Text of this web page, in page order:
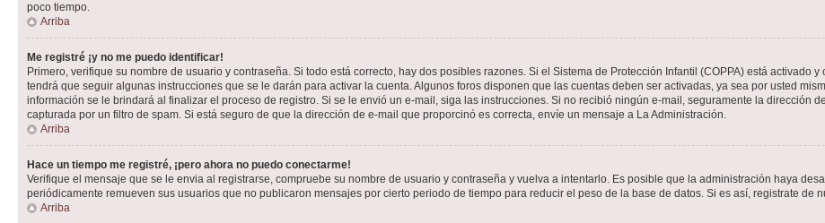
poco tiempo.
Arriba
Me registré ¡y no me puedo identificar!
Primero, verifique su nombre de usuario y contraseña. Si todo está correcto, hay dos posibles razones. Si el Sistema de Protección Infantil (COPPA) está activado
tendrá que seguir algunas instrucciones que se le darán para activar la cuenta. Algunos foros disponen que las cuentas deben ser activadas, ya sea por usted
información se le brindará al finalizar el proceso de registro. Si se le envió un e-mail, siga las instrucciones. Si no recibió ningún e-mail, seguramente la dirección
capturada por un filtro de spam. Si está seguro de que la dirección de e-mail que proporcinó es correcta, envíe un mensaje a La Administración.
Arriba
Hace un tiempo me registré, ¡pero ahora no puedo conectarme!
Verifique el mensaje que se le envia al registrarse, compruebe su nombre de usuario y contraseña y vuelva a intentarlo. Es posible que la administración haya
periódicamente remueven sus usuarios que no publicaron mensajes por cierto periodo de tiempo para reducir el peso de la base de datos. Si es así, registrate de
Arriba